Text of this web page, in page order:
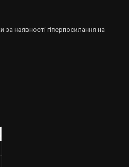
за наявності гіперпосилання на